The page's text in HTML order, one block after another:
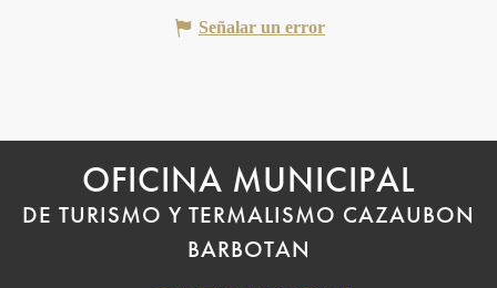
Señalar un error
OFICINA MUNICIPAL
DE TURISMO Y TERMALISMO CAZAUBON
BARBOTAN